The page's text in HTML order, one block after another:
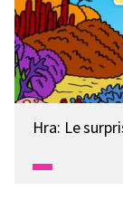
Hra: Le